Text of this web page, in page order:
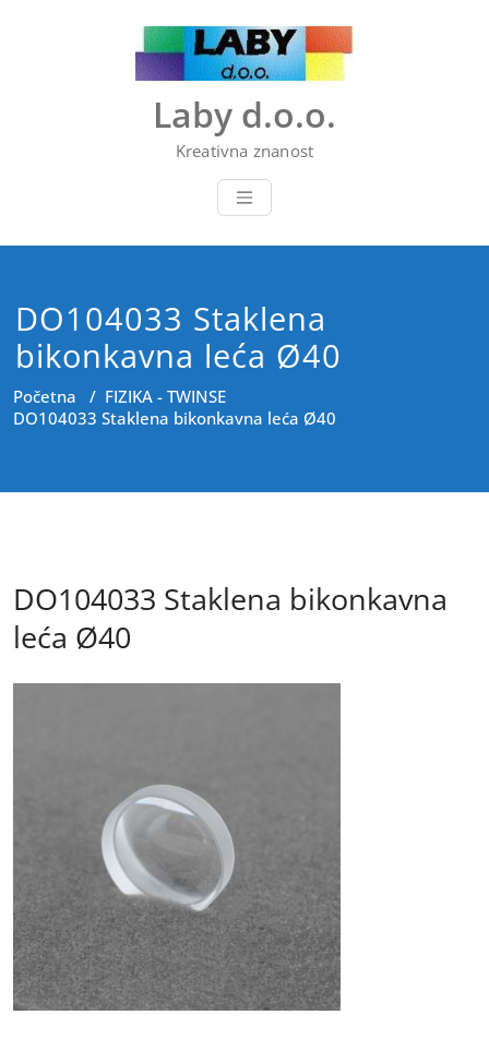
Laby d.o.o.
Kreativna znanost
DO104033 Staklena
bikonkavna leća Ø40
Početna / FIZIKA - TWINSE
DO104033 Staklena bikonkavna leća Ø40
DO104033 Staklena bikonkavna
leća Ø40